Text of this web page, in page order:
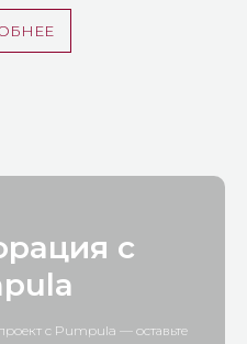
с
с Pumpula — оставьте